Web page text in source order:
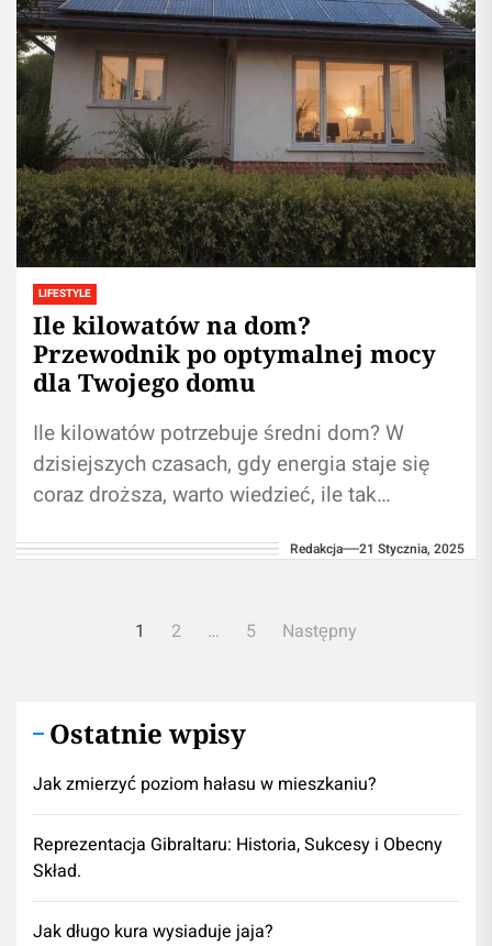
LIFESTYLE
Ile kilowatów na dom?
Przewodnik po optymalnej mocy
dla Twojego domu
Ile kilowatów potrzebuje średni dom? W
dzisiejszych czasach, gdy energia staje się
coraz droższa, warto wiedzieć, ile tak
Zrozumienie, ile...
Redakcja 21 Stycznia, 2025
Nawigacja
1 2 … 5 Następny
Ostatnie wpisy
Jak zmierzyć poziom hałasu w mieszkaniu?
Reprezentacja Gibraltaru: Historia, Sukcesy i Obecny
Skład.
Jak długo kura wysiaduje jaja?